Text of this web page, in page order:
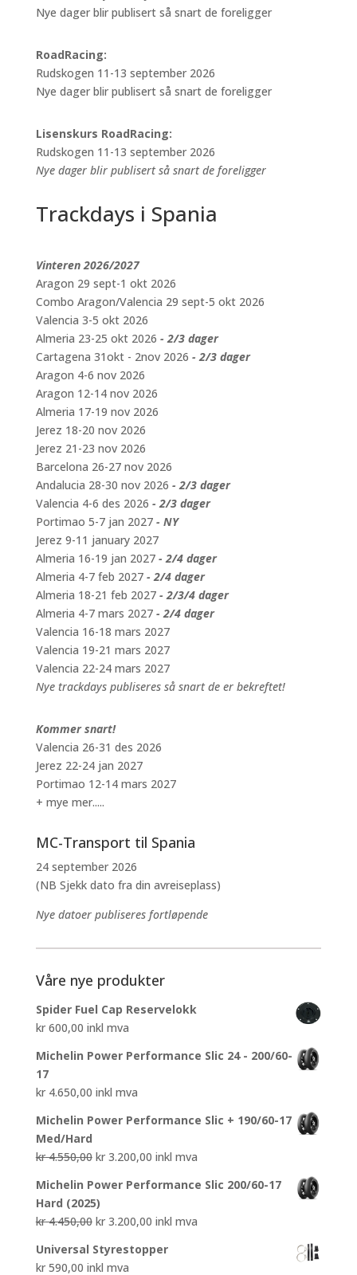
Nye dager blir publisert så snart de foreligger
RoadRacing:
Rudskogen 11-13 september 2026
Nye dager blir publisert så snart de foreligger
Lisenskurs RoadRacing:
Rudskogen 11-13 september 2026
Nye dager blir publisert så snart de foreligger
Trackdays i Spania
Vinteren 2026/2027
Aragon 29 sept-1 okt 2026
Combo Aragon/Valencia 29 sept-5 okt 2026
Valencia 3-5 okt 2026
Almeria 23-25 okt 2026 - 2/3 dager
Cartagena 31okt - 2nov 2026 - 2/3 dager
Aragon 4-6 nov 2026
Aragon 12-14 nov 2026
Almeria 17-19 nov 2026
Jerez 18-20 nov 2026
Jerez 21-23 nov 2026
Barcelona 26-27 nov 2026
Andalucia 28-30 nov 2026 - 2/3 dager
Valencia 4-6 des 2026 - 2/3 dager
Portimao 5-7 jan 2027 - NY
Jerez 9-11 january 2027
Almeria 16-19 jan 2027 - 2/4 dager
Almeria 4-7 feb 2027 - 2/4 dager
Almeria 18-21 feb 2027 - 2/3/4 dager
Almeria 4-7 mars 2027 - 2/4 dager
Valencia 16-18 mars 2027
Valencia 19-21 mars 2027
Valencia 22-24 mars 2027
Nye trackdays publiseres så snart de er bekreftet!
Kommer snart!
Valencia 26-31 des 2026
Jerez 22-24 jan 2027
Portimao 12-14 mars 2027
+ mye mer.....
MC-Transport til Spania
24 september 2026
(NB Sjekk dato fra din avreiseplass)
Nye datoer publiseres fortløpende
Våre nye produkter
Spider Fuel Cap Reservelokk
kr600,00 inkl mva
Michelin Power Performance Slic 24 - 200/60-
17
kr4.650,00 inkl mva
Michelin Power Performance Slic + 190/60-17
Med/Hard
kr4.550,00 Opprinnelig
var:
kr 4.550,00.
kr3.200,00Nåværende
er:
inkl mva
Michelin Power Performance Slic 200/60-17
Hard (2025)
kr4.450,00 Opprinnelig
var:
kr3.200,00Nåværende
er:
inkl mva
Universal Styrestopper
kr590,00 inkl mva